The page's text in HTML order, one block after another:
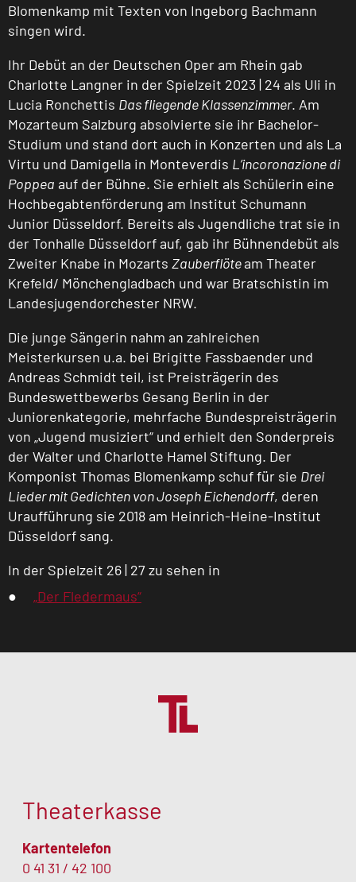
Blomenkamp mit Texten von Ingeborg Bachmann
singen wird.
Ihr Debüt an der Deutschen Oper am Rhein gab
Charlotte Langner in der Spielzeit 2023 | 24 als Uli in
Lucia Ronchettis Das fliegende Klassenzimmer. Am
Mozarteum Salzburg absolvierte sie ihr Bachelor-
Studium und stand dort auch in Konzerten und als La
Virtu und Damigella in Monteverdis L’incoronazione di
Poppea auf der Bühne. Sie erhielt als Schülerin eine
Hochbegabtenförderung am Institut Schumann
Junior Düsseldorf. Bereits als Jugendliche trat sie in
der Tonhalle Düsseldorf auf, gab ihr Bühnendebüt als
Zweiter Knabe in Mozarts Zauberflöteam Theater
Krefeld/ Mönchengladbach und war Bratschistin im
Landesjugendorchester NRW.
Die junge Sängerin nahm an zahlreichen
Meisterkursen u.a. bei Brigitte Fassbaender und
Andreas Schmidt teil, ist Preisträgerin des
Bundeswettbewerbs Gesang Berlin in der
Juniorenkategorie, mehrfache Bundespreisträgerin
von „Jugend musiziert“ und erhielt den Sonderpreis
der Walter und Charlotte Hamel Stiftung. Der
Komponist Thomas Blomenkamp schuf für sie Drei
Lieder mit Gedichten von Joseph Eichendorff, deren
Uraufführung sie 2018 am Heinrich-Heine-Institut
Düsseldorf sang.
In der Spielzeit 26 | 27 zu sehen in
„Der Fledermaus“
Theaterkasse
Kartentelefon
0 41 31 / 42 100